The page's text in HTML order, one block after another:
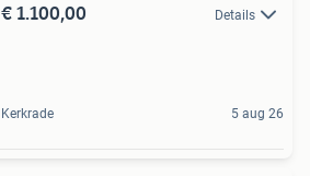
€ 1.100,00 Details
Kerkrade 5 aug 26